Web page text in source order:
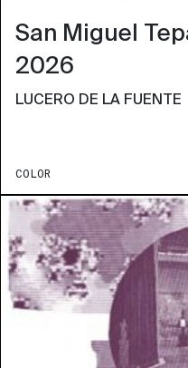
San Miguel
2026
LUCERO DE LA FUENTE
COLOR